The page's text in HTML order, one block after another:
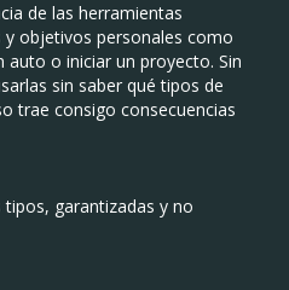
de las herramientas
objetivos personales como
auto o iniciar un proyecto. Sin
sin saber qué tipos de
trae consigo consecuencias
tipos, garantizadas y no